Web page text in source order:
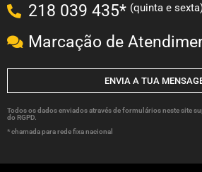
218 039 435* (quinta e
Marcação de
ENVIA A TUA
Todos os dados enviados através de formulários neste site
do RGPD.
* chamada para rede fixa nacional